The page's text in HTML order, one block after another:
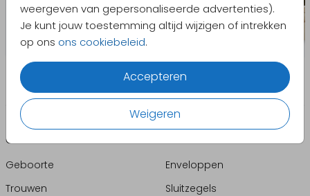
weergeven van gepersonaliseerde advertenties).
Je kunt jouw toestemming altijd wijzigen of intrekken
op ons ons cookiebeleid.
Accepteren
Weigeren
CATEGORIEËN
Geboorte
Trouwen
Enveloppen
Sluitzegels